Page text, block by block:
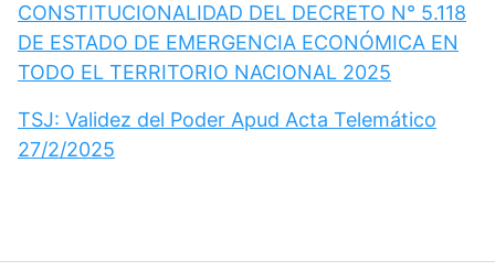
CONSTITUCIONALIDAD DEL DECRETO N° 5.118
DE ESTADO DE EMERGENCIA ECONÓMICA EN
TODO EL TERRITORIO NACIONAL 2025
TSJ: Validez del Poder Apud Acta Telemático
27/2/2025